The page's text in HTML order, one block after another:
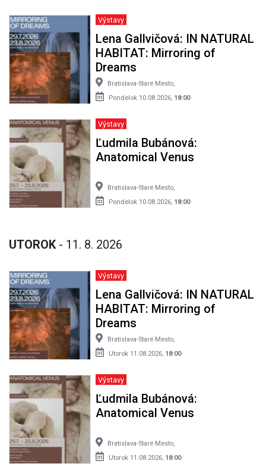
Výstavy
Lena Gallvičová: IN NATURAL
HABITAT: Mirroring of
Dreams
Bratislava-Staré Mesto,
Pondelok 10.08.2026, 18:00
Výstavy
Ľudmila Bubánová:
Anatomical Venus
Bratislava-Staré Mesto,
Pondelok 10.08.2026, 18:00
UTOROK - 11. 8. 2026
Výstavy
Lena Gallvičová: IN NATURAL
HABITAT: Mirroring of
Dreams
Bratislava-Staré Mesto,
Utorok 11.08.2026, 18:00
Výstavy
Ľudmila Bubánová:
Anatomical Venus
Bratislava-Staré Mesto,
Utorok 11.08.2026, 18:00